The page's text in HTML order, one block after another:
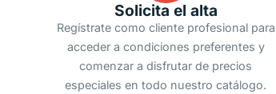
Solicita el alta
Regístrate como cliente profesional para
acceder a condiciones preferentes y
comenzar a disfrutar de precios
especiales en todo nuestro catálogo.